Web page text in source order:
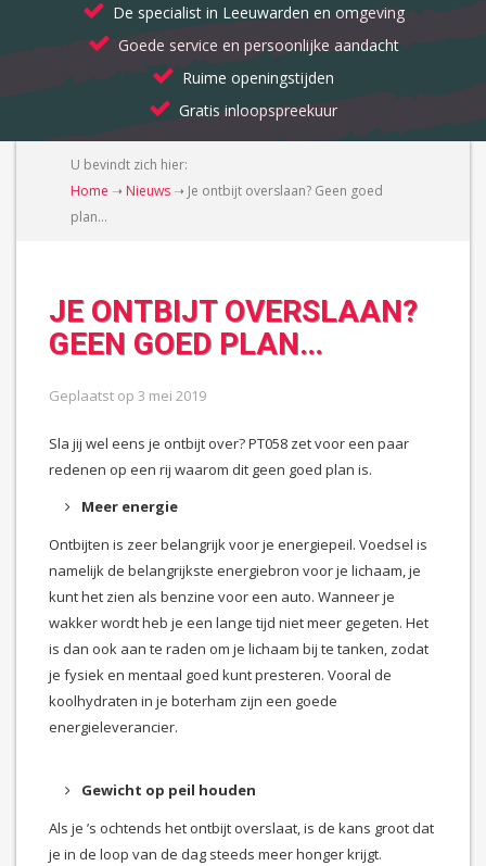
De specialist in Leeuwarden en omgeving
Goede service en persoonlijke aandacht
Ruime openingstijden
Gratis inloopspreekuur
U bevindt zich hier:
Home ➝ Nieuws ➝ Je ontbijt overslaan? Geen goed
plan…
JE ONTBIJT OVERSLAAN?
GEEN GOED PLAN…
Geplaatst op 3 mei 2019
Sla jij wel eens je ontbijt over? PT058 zet voor een paar
redenen op een rij waarom dit geen goed plan is.
Meer energie
Ontbijten is zeer belangrijk voor je energiepeil. Voedsel is
namelijk de belangrijkste energiebron voor je lichaam, je
kunt het zien als benzine voor een auto. Wanneer je
wakker wordt heb je een lange tijd niet meer gegeten. Het
is dan ook aan te raden om je lichaam bij te tanken, zodat
je fysiek en mentaal goed kunt presteren. Vooral de
koolhydraten in je boterham zijn een goede
energieleverancier.
Gewicht op peil houden
Als je ’s ochtends het ontbijt overslaat, is de kans groot dat
je in de loop van de dag steeds meer honger krijgt.